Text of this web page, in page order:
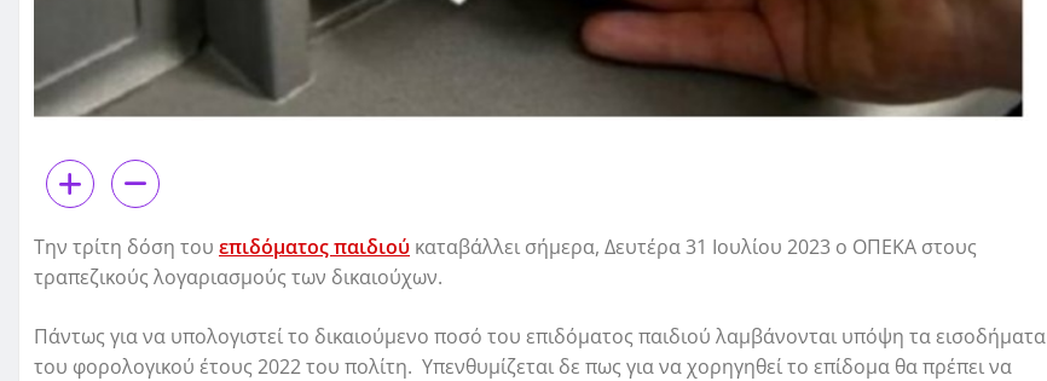
Την τρίτη δόση του επιδόματος παιδιού καταβάλλει σήμερα, Δευτέρα 31 Ιουλίου 2023 ο ΟΠΕΚΑ στους
τραπεζικούς λογαριασμούς των δικαιούχων.
Πάντως για να υπολογιστεί το δικαιούμενο ποσό του επιδόματος παιδιού λαμβάνονται υπόψη τα εισοδήματα
του φορολογικού έτους 2022 του πολίτη. Υπενθυμίζεται δε πως για να χορηγηθεί το επίδομα θα πρέπει να